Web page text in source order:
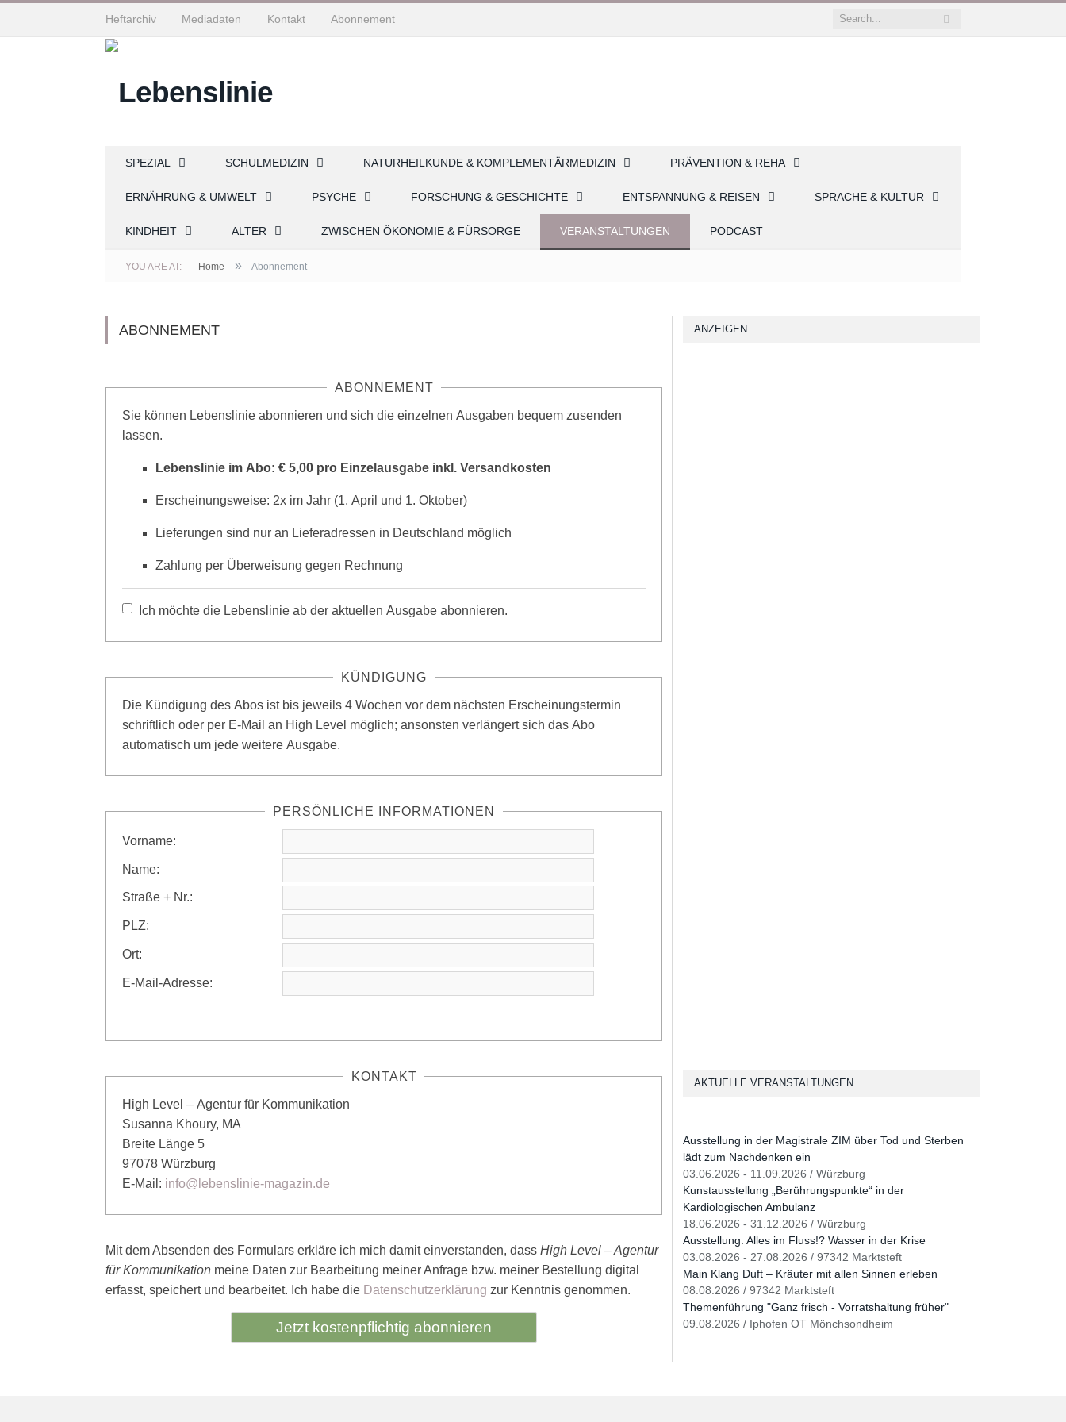
Heftarchiv Mediadaten Kontakt Abonnement
SPEZIAL SCHULMEDIZIN NATURHEILKUNDE & KOMPLEMENTÄRMEDIZIN PRÄVENTION & REHA
ERNÄHRUNG & UMWELT PSYCHE FORSCHUNG & GESCHICHTE ENTSPANNUNG & REISEN SPRACHE & KULTUR
KINDHEIT ALTER ZWISCHEN ÖKONOMIE & FÜRSORGE VERANSTALTUNGEN PODCAST
YOU ARE AT: Home » Abonnement
ABONNEMENT
ABONNEMENT
Sie können Lebenslinie abonnieren und sich die einzelnen Ausgaben bequem zusenden
lassen.
Lebenslinie im Abo: € 5,00 pro Einzelausgabe inkl. Versandkosten
Erscheinungsweise: 2x im Jahr (1. April und 1. Oktober)
Lieferungen sind nur an Lieferadressen in Deutschland möglich
Zahlung per Überweisung gegen Rechnung
Ich möchte die Lebenslinie ab der aktuellen Ausgabe abonnieren.
KÜNDIGUNG
Die Kündigung des Abos ist bis jeweils 4 Wochen vor dem nächsten Erscheinungstermin
schriftlich oder per E-Mail an High Level möglich; ansonsten verlängert sich das Abo
automatisch um jede weitere Ausgabe.
PERSÖNLICHE INFORMATIONEN
Vorname:
Name:
Straße + Nr.:
PLZ:
Ort:
E-Mail-Adresse:
KONTAKT
High Level – Agentur für Kommunikation
Susanna Khoury, MA
Breite Länge 5
97078 Würzburg
E-Mail: info@lebenslinie-magazin.de
Mit dem Absenden des Formulars erkläre ich mich damit einverstanden, dass High Level – Agentur
für Kommunikation meine Daten zur Bearbeitung meiner Anfrage bzw. meiner Bestellung digital
erfasst, speichert und bearbeitet. Ich habe die Datenschutzerklärung zur Kenntnis genommen.
ANZEIGEN
AKTUELLE VERANSTALTUNGEN
Ausstellung in der Magistrale ZIM über Tod und Sterben
lädt zum Nachdenken ein
03.06.2026 - 11.09.2026 / Würzburg
Kunstausstellung „Berührungspunkte“ in der
Kardiologischen Ambulanz
18.06.2026 - 31.12.2026 / Würzburg
Ausstellung: Alles im Fluss!? Wasser in der Krise
03.08.2026 - 27.08.2026 / 97342 Marktsteft
Main Klang Duft – Kräuter mit allen Sinnen erleben
08.08.2026 / 97342 Marktsteft
Themenführung "Ganz frisch - Vorratshaltung früher"
09.08.2026 / Iphofen OT Mönchsondheim